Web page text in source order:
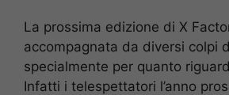
La prossima edizione di X
accompagnata da diversi colpi
specialmente per quanto
Infatti i telespettatori l’anno